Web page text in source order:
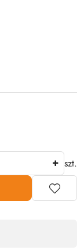
szt.